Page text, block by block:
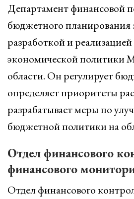
Департамент финансовой
бюджетного планирования
разработкой и
экономической политики
области. Он регулирует
определяет приоритеты
разрабатывает меры по
бюджетной политики на
Отдел финансового
финансового
Отдел финансового